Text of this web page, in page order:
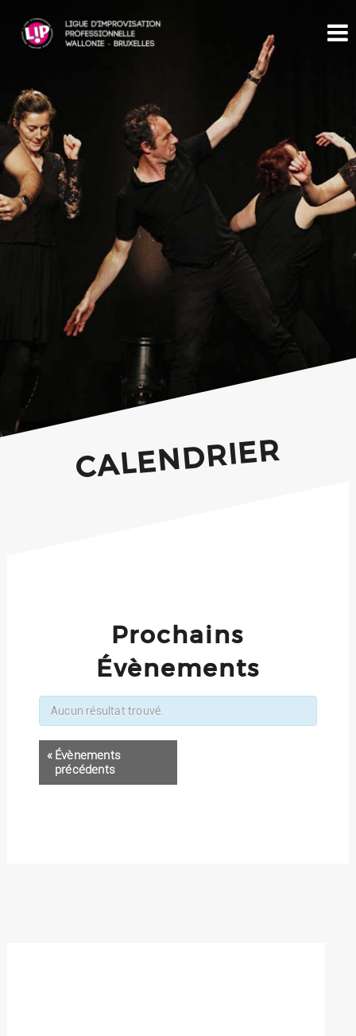
CALENDRIER
Prochains
Évènements
Aucun résultat trouvé.
« Évènements
précédents